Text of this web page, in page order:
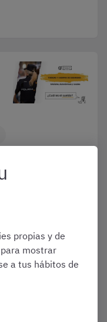
propias y de
mostrar
a tus hábitos de